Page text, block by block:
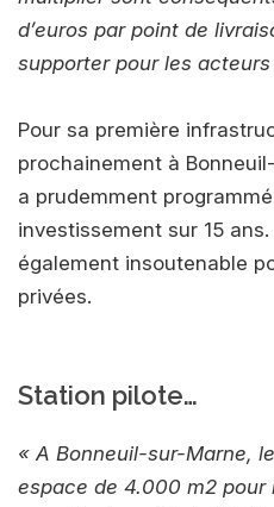
d’euros par point de
supporter pour les acteurs
Pour sa première
prochainement à
a prudemment
investissement sur 15
également insoutenable
privées.
Station pilote…
« A Bonneuil-sur-Marne,
espace de 4.000 m2